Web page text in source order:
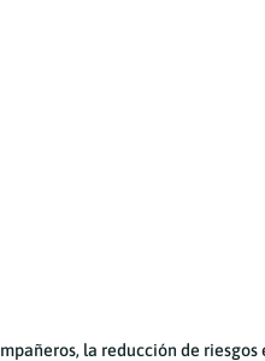
la reducción de riesgos